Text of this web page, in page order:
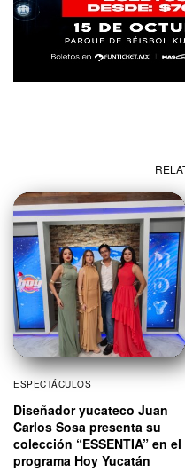
ESPECTÁCULOS
Diseñador yucateco Juan
Carlos Sosa presenta su
colección “ESSENTIA” en el
programa Hoy Yucatán